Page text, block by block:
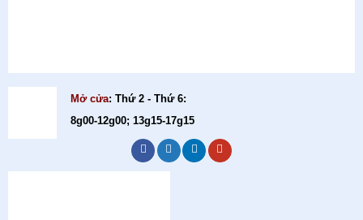
Mở cửa: Thứ 2 - Thứ 6:
8g00-12g00; 13g15-17g15